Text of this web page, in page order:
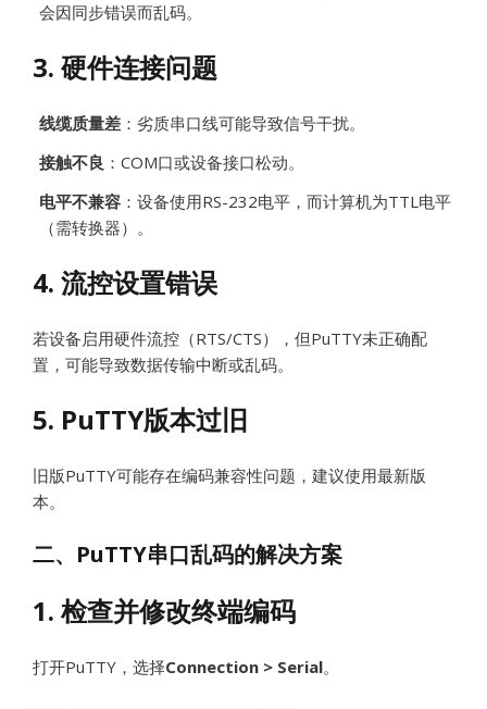
会因同步错误而乱码。
3. 硬件连接问题
线缆质量差 ：劣质串口线可能导致信号干扰。
接触不良 ：COM口或设备接口松动。
电平不兼容 ：设备使用RS-232电平，而计算机为TTL电平
（需转换器）。
4. 流控设置错误
若设备启用硬件流控（RTS/CTS），但PuTTY未正确配
置，可能导致数据传输中断或乱码。
5. PuTTY版本过旧
旧版PuTTY可能存在编码兼容性问题，建议使用最新版
本。
二、PuTTY串口乱码的解决方案
1. 检查并修改终端编码
打开PuTTY，选择Connection > Serial。